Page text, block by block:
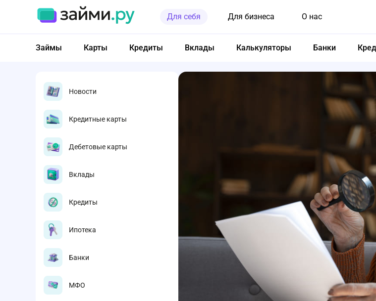
Для себя Для бизнеса О нас
Займы Карты Кредиты Вклады Калькуляторы Банки
Новости
Кредитные карты
Дебетовые карты
Вклады
Кредиты
Ипотека
Банки
МФО